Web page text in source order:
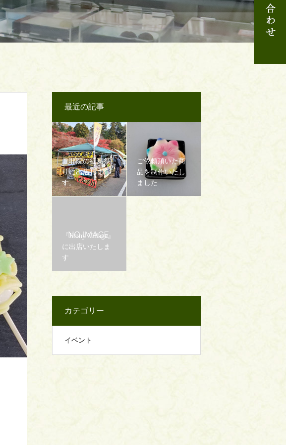
最近の記事
伽耶院の紅葉祭
りに出店しま
す。
ご依頼頂いた商
品を制作いたし
ました
『Jimny Village』
に出店いたしま
す
カテゴリー
イベント